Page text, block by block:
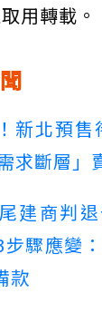
用轉載。
新北預售
求斷層」
建商判
驟應變
款